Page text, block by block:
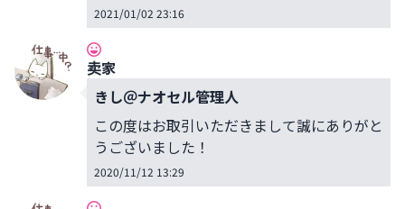
2021/01/02 23:16
卖家
きし＠ナオセル管理人
この度はお取引いただきまして誠にありがと
うございました！
2020/11/12 13:29